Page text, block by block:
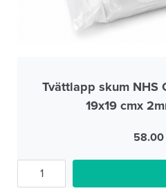
Tvättlapp skum NHS
19x19 cmx
58.00